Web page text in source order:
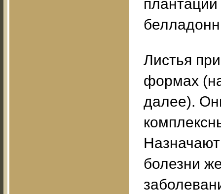
Листья
формах
далее).
болезни